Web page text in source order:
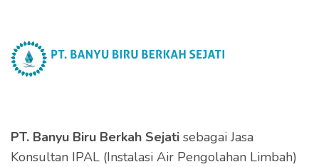
PT. Banyu Biru Berkah Sejati sebagai Jasa
Konsultan IPAL (Instalasi Air Pengolahan Limbah)